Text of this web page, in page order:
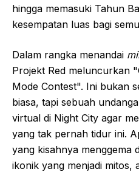
hingga memasuki Tahun
kesempatan luas bagi
Dalam rangka menandai
Projekt Red meluncurkan
Mode Contest". Ini bukan
biasa, tapi sebuah
virtual di Night City agar
yang tak pernah tidur ini.
yang kisahnya menggema
ikonik yang menjadi mitos,